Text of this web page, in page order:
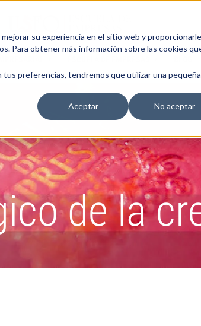
su experiencia en el sitio web y proporcionarle
Para obtener más información sobre las cookies
preferencias, tendremos que utilizar una pequeña
Aceptar
No aceptar
de la